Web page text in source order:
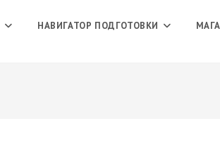
НАВИГАТОР ПОДГОТОВКИ